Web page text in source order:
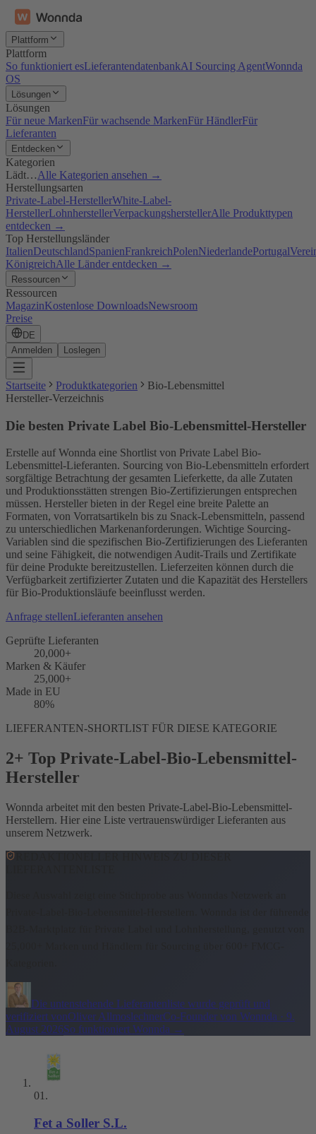
Plattform
Plattform
So funktioniert esLieferantendatenbankAI Sourcing AgentWonnda
OS
Lösungen
Lösungen
Für neue MarkenFür wachsende MarkenFür HändlerFür
Lieferanten
Entdecken
Kategorien
Lädt…Alle Kategorien ansehen →
Herstellungsarten
Private-Label-HerstellerWhite-Label-
HerstellerLohnherstellerVerpackungsherstellerAlle Produkttypen
entdecken →
Top Herstellungsländer
ItalienDeutschlandSpanienFrankreichPolenNiederlandePortugal
KönigreichAlle Länder entdecken →
Ressourcen
Ressourcen
MagazinKostenlose DownloadsNewsroom
Preise
DE
Anmelden
Loslegen
Startseite Produktkategorien
Bio-Lebensmittel
Hersteller-Verzeichnis
Die besten Private Label Bio-Lebensmittel-Hersteller
Erstelle auf Wonnda eine Shortlist von Private Label Bio-
Lebensmittel-Lieferanten. Sourcing von Bio-Lebensmitteln erfordert
sorgfältige Betrachtung der gesamten Lieferkette, da alle Zutaten
und Produktionsstätten strengen Bio-Zertifizierungen entsprechen
müssen. Hersteller bieten in der Regel eine breite Palette an
Formaten, von Vorratsartikeln bis zu Snack-Lebensmitteln, passend
zu unterschiedlichen Markenanforderungen. Wichtige Sourcing-
Variablen sind die spezifischen Bio-Zertifizierungen des Lieferanten
und seine Fähigkeit, die notwendigen Audit-Trails und Zertifikate
für deine Produkte bereitzustellen. Lieferzeiten können durch die
Verfügbarkeit zertifizierter Zutaten und die Kapazität des Herstellers
für Bio-Produktionsläufe beeinflusst werden.
Anfrage stellenLieferanten ansehen
Geprüfte Lieferanten
20,000+
Marken & Käufer
25,000+
Made in EU
80%
LIEFERANTEN-SHORTLIST FÜR DIESE KATEGORIE
2+ Top Private-Label-Bio-Lebensmittel-
Hersteller
Wonnda arbeitet mit den besten Private-Label-Bio-Lebensmittel-
Herstellern. Hier eine Liste vertrauenswürdiger Lieferanten aus
unserem Netzwerk.
Die untenstehende Lieferantenliste wurde geprüft und
verifiziert vonOliver AllmoslechnerCo-Founder von Wonnda · 9.
August 2026So funktioniert Wonnda →
01 .
Fet a Soller S.L.